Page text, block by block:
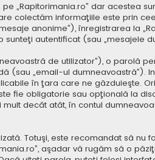
„Rapitorimania.ro” dar acestea
colectăm informaţiile este prin
anonime”), înregistrarea la
autentificat (sau „mesajele
de utilizator”), o parolă
(sau „email-ul dumneavoastră”).
în ţara care ne găzduieşte.
fie obligatorie sau opţională la
decât atât, în contul
Totuşi, este recomandat să nu
aşadar vă rugăm să o